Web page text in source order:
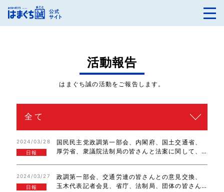
活動報告
はまぐち誠の活動をご報告します。
2024/03/28
日報
国民民主党政調第一部会、内閣府、国土交通省、
厚労省、衆議院法制局の皆さんと法案に関して、
2024/03/27
日報
政調第一部会、交通労連の皆さんとの意見交換、
玉木代表記者会見、省庁、法制局、団体の皆さん